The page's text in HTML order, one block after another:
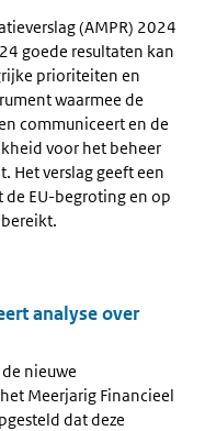
(AMPR) 2024
goede resultaten kan
prioriteiten en
waarmee de
communiceert en de
voor het beheer
Het verslag geeft een
de EU-begroting en op
analyse over
nieuwe
Meerjarig Financieel
dat deze